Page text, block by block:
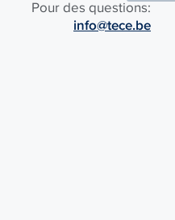
Pour des questions:
info@tece.be